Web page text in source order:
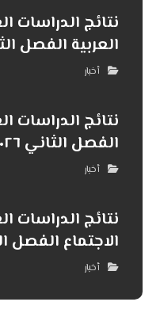
نتائج الدراسات
العربية الفصل
أخبار
نتائج
الفصل الثاني ٢٠٢٦
أخبار
نتائج الدراسات
الاجتماع الفصل
أخبار